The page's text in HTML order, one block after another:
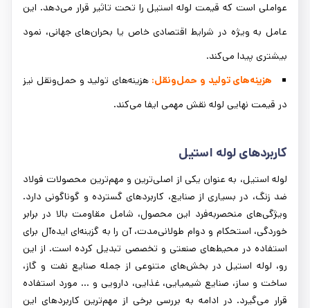
عواملی است که قیمت لوله استیل را تحت تاثیر قرار می‌دهد. این
عامل به ویژه در شرایط اقتصادی خاص یا بحران‌های جهانی، نمود
بیشتری پیدا می‌کند.
هزینه‌های تولید و حمل‌ونقل: هزینه‌های تولید و حمل‌ونقل نیز
در قیمت نهایی لوله نقش مهمی ایفا می‌کند.
کاربردهای لوله استیل
لوله استیل، به عنوان یکی از اصلی‌ترین و مهم‌ترین محصولات فولاد
ضد زنگ، در بسیاری از صنایع، کاربردهای گسترده و گوناگونی دارد.
ویژگی‌های منحصر‌به‌فرد این محصول، شامل مقاومت بالا در برابر
خوردگی، استحکام و دوام طولانی‌مدت، آن را به گزینه‌ای ایده‌آل برای
استفاده در محیط‌های صنعتی و تخصصی تبدیل کرده است. از این
رو، لوله استیل در بخش‌های متنوعی از جمله صنایع نفت و گاز،
ساخت ‌و ساز، صنایع شیمیایی، غذایی، دارویی و ... مورد استفاده
قرار می‌گیرد. در ادامه به بررسی برخی از مهم‌ترین کاربردهای این